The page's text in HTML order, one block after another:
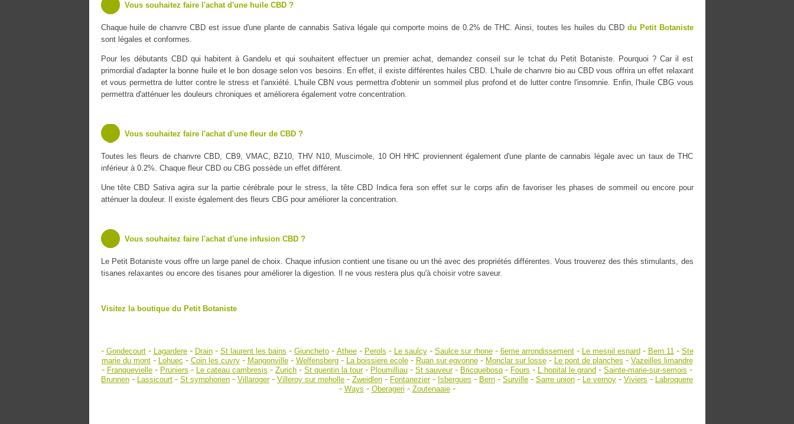
Vous souhaitez faire l'achat d'une huile CBD ?
Chaque huile de chanvre CBD est issue d'une plante de cannabis Sativa légale qui comporte moins de 0.2% de THC. Ainsi, toutes les huiles du CBD du Petit Botaniste
sont légales et conformes.
Pour les débutants CBD qui habitent à Gandelu et qui souhaitent effectuer un premier achat, demandez conseil sur le tchat du Petit Botaniste. Pourquoi ? Car il est
primordial d'adapter la bonne huile et le bon dosage selon vos besoins. En effet, il existe différentes huiles CBD. L'huile de chanvre bio au CBD vous offrira un effet relaxant
et vous permettra de lutter contre le stress et l'anxiété. L'huile CBN vous permettra d'obtenir un sommeil plus profond et de lutter contre l'insomnie. Enfin, l'huile CBG vous
permettra d'atténuer les douleurs chroniques et améliorera également votre concentration.
Vous souhaitez faire l'achat d'une fleur de CBD ?
Toutes les fleurs de chanvre CBD, CB9, VMAC, BZ10, THV N10, Muscimole, 10 OH HHC proviennent également d'une plante de cannabis légale avec un taux de THC
inférieur à 0.2%. Chaque fleur CBD ou CBG possède un effet différent.
Une tête CBD Sativa agira sur la partie cérébrale pour le stress, la tête CBD Indica fera son effet sur le corps afin de favoriser les phases de sommeil ou encore pour
atténuer la douleur. Il existe également des fleurs CBG pour améliorer la concentration.
Vous souhaitez faire l'achat d'une infusion CBD ?
Le Petit Botaniste vous offre un large panel de choix. Chaque infusion contient une tisane ou un thé avec des propriétés différentes. Vous trouverez des thés stimulants, des
tisanes relaxantes ou encore des tisanes pour améliorer la digestion. Il ne vous restera plus qu'à choisir votre saveur.
Visitez la boutique du Petit Botaniste
- Gondecourt- Lagardere- Drain- St laurent les bains - Giuncheto- Athee- Perols - Le saulcy- Saulce sur rhone- 6eme arrondissement- Le mesnil esnard- Bern 11 - Ste
marie du mont- Lohuec - Coin les cuvry- Mangonville- Welfensberg- La boissiere ecole- Ruan sur egvonne- Monclar sur losse- Le pont de planches - Vazeilles limandre
- Franquevielle - Pruniers - Le cateau cambresis - Zurich - St quentin la tour- Ploumilliau - St sauveur- Bricquebosq - Fours - L hopital le grand - Sainte-marie-sur-semois -
Brunnen - Lassicourt - St symphorien - Villaroger- Villeroy sur meholle - Zweidlen - Fontanezier- Isbergues - Bern - Surville - Sarre union - Le vernoy - Viviers - Labroquere
- Ways - Oberageri - Zoutenaaie-